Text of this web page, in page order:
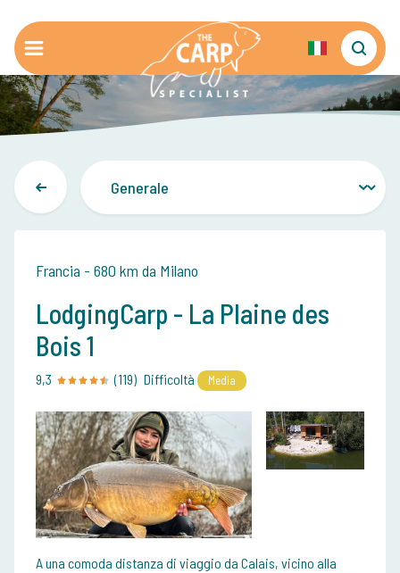
Francia - 680 km da Milano
LodgingCarp - La Plaine des
Bois 1
9,3 (119) Difficoltà Media
A una comoda distanza di viaggio da Calais, vicino alla